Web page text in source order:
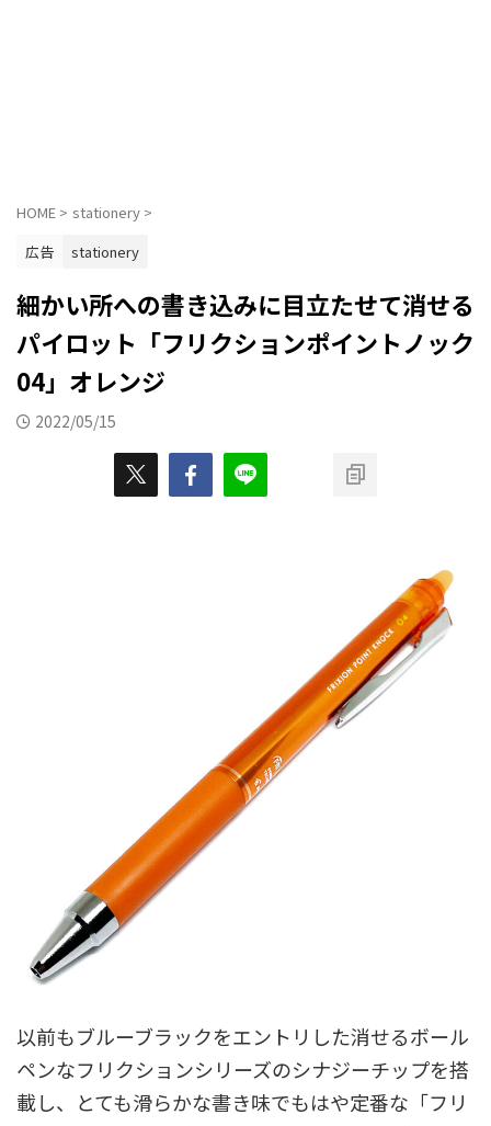
HOME > stationery >
広告
stationery
細かい所への書き込みに目立たせて消せる
パイロット「フリクションポイントノック
04」オレンジ
2022/05/15
以前もブルーブラックをエントリした消せるボール
ペンなフリクションシリーズのシナジーチップを搭
載し、とても滑らかな書き味でもはや定番な「フリ